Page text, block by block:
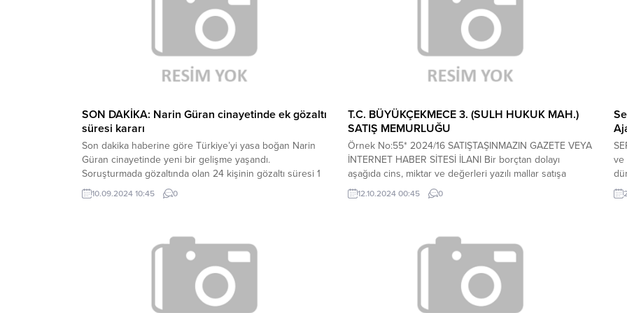
SON DAKİKA: Narin Güran cinayetinde ek gözaltı
süresi kararı
Son dakika haberine göre Türkiye’yi yasa boğan Narin
Güran cinayetinde yeni bir gelişme yaşandı.
Soruşturmada gözaltında olan 24 kişinin gözaltı süresi 1
gün uzatıldı. Ayrıntılar geliyor… Yusuf Balıkçı Editör
Haber Kaynak : ENSONHABER.COM “Yayınlanan tüm
10.09.2024 10:45 0
T.C. BÜYÜKÇEKMECE 3. (SULH HUKUK MAH.)
SATIŞ MEMURLUĞU
Örnek No:55* 2024/16 SATIŞTAŞINMAZIN GAZETE VEYA
İNTERNET HABER SİTESİ İLANI Bir borçtan dolayı
aşağıda cins, miktar ve değerleri yazılı mallar satışa
çıkarılmış olup mahcuzun ayrıntılı görsellerine, artırmaya
ilişkin şartlara ve ayrıntılı açıklamalara esatis.uyap.gov.tr
cinsi, mahiyeti, bulunduğu yer,...
12.10.2024 00:45 0
ve